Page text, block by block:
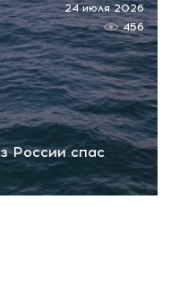
России спас
24 июля 2026
456